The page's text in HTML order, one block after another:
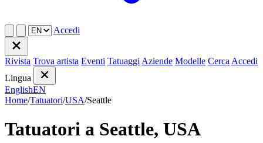
Accedi
Rivista Trova artista Eventi Tatuaggi Aziende Modelle Cerca Accedi
Lingua
EnglishEN
Home/Tatuatori/USA/Seattle
Tatuatori a Seattle, USA